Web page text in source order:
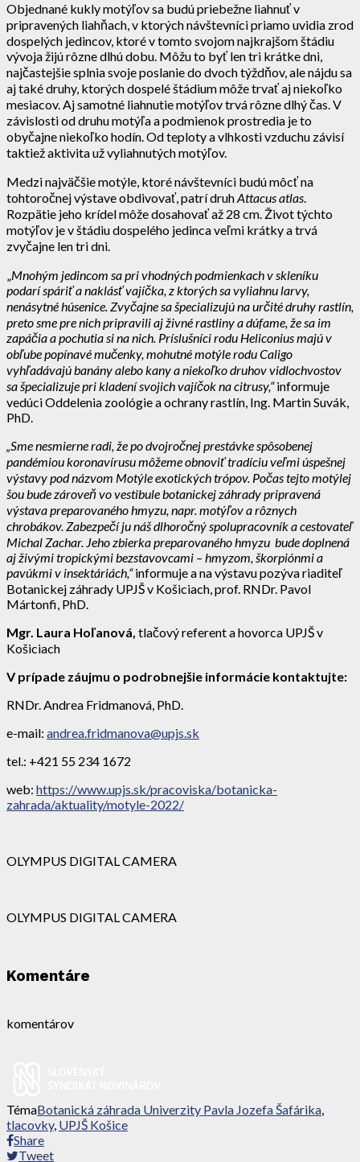
Objednané kukly motýľov sa budú priebežne liahnuť v
pripravených liahňach, v ktorých návštevníci priamo uvidia zrod
dospelých jedincov, ktoré v tomto svojom najkrajšom štádiu
vývoja žijú rôzne dlhú dobu. Môžu to byť len tri krátke dni,
najčastejšie splnia svoje poslanie do dvoch týždňov, ale nájdu sa
aj také druhy, ktorých dospelé štádium môže trvať aj niekoľko
mesiacov. Aj samotné liahnutie motýľov trvá rôzne dlhý čas. V
závislosti od druhu motýľa a podmienok prostredia je to
obyčajne niekoľko hodín. Od teploty a vlhkosti vzduchu závisí
taktiež aktivita už vyliahnutých motýľov.
Medzi najväčšie motýle, ktoré návštevníci budú môcť na
tohtoročnej výstave obdivovať, patrí druhAttacus atlas
Rozpätie jeho krídel môže dosahovať až 28 cm. Život týchto
motýľov je v štádiu dospelého jedinca veľmi krátky a trvá
zvyčajne len tri dni.
Mnohým jedincom sa pri vhodných podmienkach v skleníku
podarí spáriť a naklásť vajíčka, z ktorých sa vyliahnu larvy,
nenásytné húsenice. Zvyčajne sa špecializujú na určité druhy rastlín,
preto sme pre nich pripravili aj živné rastliny a dúfame, že sa im
zapáčia a pochutia si na nich. Príslušníci rodu Heliconius majú v
obľube popínavé mučenky, mohutné motýle rodu Caligo
vyhľadávajú banány alebo kany a niekoľko druhov vidlochvostov
sa špecializuje pri kladení svojich vajíčok na citrusy,“informuje
vedúci Oddelenia zoológie a ochrany rastlín, Ing. Martin Suvák,
PhD.
„Sme nesmierne radi, že po dvojročnej prestávke spôsobenej
pandémiou koronavírusu môžeme obnoviť tradíciu veľmi úspešnej
výstavy pod názvom Motýle exotických trópov. Počas tejto motýlej
šou bude zároveň vo vestibule botanickej záhrady pripravená
výstava preparovaného hmyzu, napr. motýľov a rôznych
chrobákov. Zabezpečí ju náš dlhoročný spolupracovník a cestovateľ
Michal Zachar. Jeho zbierka preparovaného hmyzu bude doplnená
aj živými tropickými bezstavovcami – hmyzom, škorpiónmi a
pavúkmi v insektáriách,“informuje a na výstavu pozýva riaditeľ
Botanickej záhrady UPJŠ v Košiciach, prof. RNDr. Pavol
Mártonfi, PhD.
Mgr. Laura Hoľanová, tlačový referent a hovorca UPJŠ v
Košiciach
V prípade záujmu o podrobnejšie informácie kontaktujte:
RNDr. Andrea Fridmanová, PhD.
e-mail: andrea.fridmanova@upjs.sk
tel.: +421 55 234 1672
web: https://www.upjs.sk/pracoviska/botanicka-
zahrada/aktuality/motyle-2022/
OLYMPUS DIGITAL CAMERA
OLYMPUS DIGITAL CAMERA
Komentáre
komentárov
TémaBotanická záhrada Univerzity Pavla Jozefa Šafárika,
tlacovky, UPJŠ Košice
Share
Tweet